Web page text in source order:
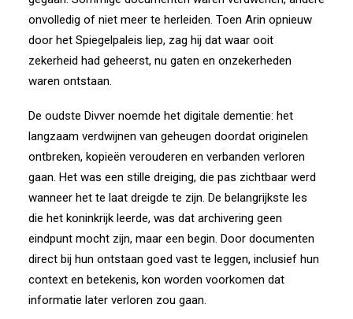
onvolledig of niet meer te herleiden. Toen Arin opnieuw
door het Spiegelpaleis liep, zag hij dat waar ooit
zekerheid had geheerst, nu gaten en onzekerheden
waren ontstaan.
De oudste Divver noemde het digitale dementie: het
langzaam verdwijnen van geheugen doordat originelen
ontbreken, kopieën verouderen en verbanden verloren
gaan. Het was een stille dreiging, die pas zichtbaar werd
wanneer het te laat dreigde te zijn. De belangrijkste les
die het koninkrijk leerde, was dat archivering geen
eindpunt mocht zijn, maar een begin. Door documenten
direct bij hun ontstaan goed vast te leggen, inclusief hun
context en betekenis, kon worden voorkomen dat
informatie later verloren zou gaan.